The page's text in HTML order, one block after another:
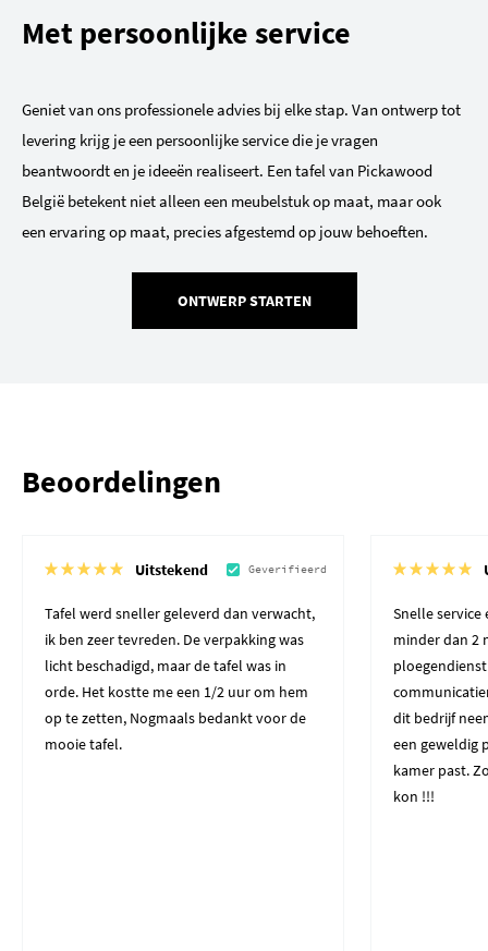
Met persoonlijke service
Geniet van ons professionele advies bij elke stap. Van ontwerp tot
levering krijg je een persoonlijke service die je vragen
beantwoordt en je ideeën realiseert. Een tafel van Pickawood
België betekent niet alleen een meubelstuk op maat, maar ook
een ervaring op maat, precies afgestemd op jouw behoeften.
ONTWERP STARTEN
Beoordelingen
Uitstekend Geverifieerd
Tafel werd sneller geleverd dan verwacht,
ik ben zeer tevreden. De verpakking was
licht beschadigd, maar de tafel was in
orde. Het kostte me een 1/2 uur om hem
op te zetten, Nogmaals bedankt voor de
mooie tafel.
Snelle service
minder dan 2
dit bedrijf
een geweldig
kamer past.
kon !!!